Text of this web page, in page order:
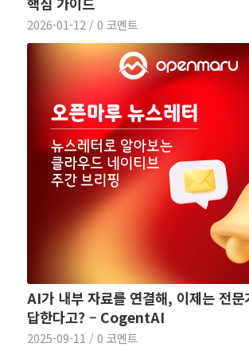
2026-01-12 / 0 코멘트
AI가 내부 자료를 연결해, 이제는 전문
답한다고? – CogentAI
2025-09-11 / 0 코멘트